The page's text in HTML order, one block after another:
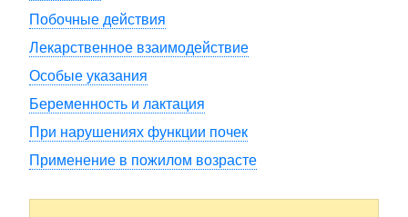
Побочные действия
Лекарственное взаимодействие
Особые указания
Беременность и лактация
При нарушениях функции почек
Применение в пожилом возрасте